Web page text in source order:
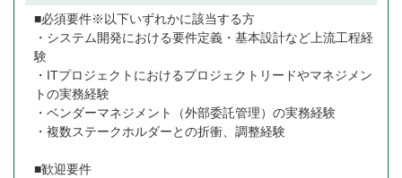
■必須要件※以下いずれかに該当する方
・システム開発における要件定義・基本設計など上流工程経
験
・ITプロジェクトにおけるプロジェクトリードやマネジメン
トの実務経験
・ベンダーマネジメント（外部委託管理）の実務経験
・複数ステークホルダーとの折衝、調整経験
■歓迎要件